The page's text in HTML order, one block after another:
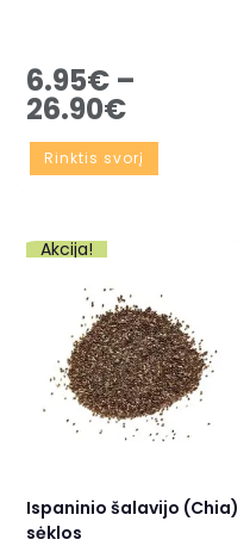
6.95€ –
26.90€
Rinktis svorį
Akcija!
Ispaninio šalavijo (Chia)
sėklos